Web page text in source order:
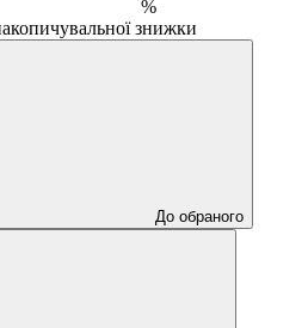
%
знижки
До обраного